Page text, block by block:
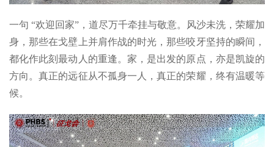
一句 “欢迎回家”，道尽万千牵挂与敬意。风沙未洗，荣耀加
身，那些在戈壁上并肩作战的时光，那些咬牙坚持的瞬间，
都化作此刻最动人的重逢。家，是出发的原点，亦是凯旋的
方向。真正的远征从不孤身一人，真正的荣耀，终有温暖等
候。